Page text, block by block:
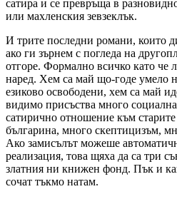
сатира и се превръща в
или махленския зевзеклък.
И трите последни романи, които
ако ги зърнем с погледа на
отгоре. Формално всичко като че
наред. Хем са май що-годе умело
езиково освободени, хем са май
видимо присъства много
сатирично отношение към
българина, много скептицизъм,
Ако замисълът можеше
реализация, това щяха да са три
златния ни книжен фонд. Пък и
сочат тъкмо натам.